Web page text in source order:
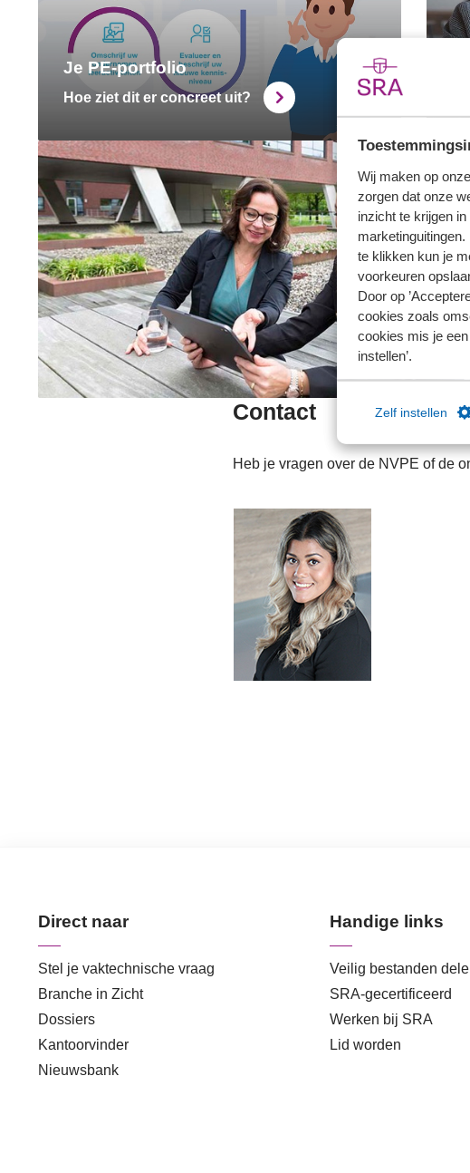
Wij maken op
zorgen dat onze
inzicht te krijgen
te klikken kun je
voorkeuren
Door op
cookies zoals
cookies mis je
instellen’.
Zelf instellen
Je PE-portfolio
Hoe ziet dit er concreet uit?
Contact
Heb je vragen over de NVPE of de
Direct naar
Stel je vaktechnische vraag
Branche in Zicht
Dossiers
Kantoorvinder
Nieuwsbank
Handige links
Veilig bestanden
SRA-gecertificeerd
Werken bij SRA
Lid worden